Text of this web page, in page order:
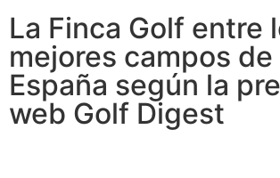
La Finca Golf entre
mejores campos
España según la
web Golf Digest